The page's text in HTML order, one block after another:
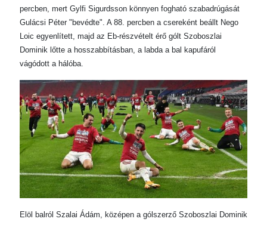
percben, mert Gylfi Sigurdsson könnyen fogható szabadrúgását
Gulácsi Péter "bevédte". A 88. percben a csereként beállt Nego
Loic egyenlített, majd az Eb-részvételt érő gólt Szoboszlai
Dominik lőtte a hosszabbításban, a labda a bal kapufáról
vágódott a hálóba.
Elöl balról Szalai Ádám, középen a gólszerző Szoboszlai Dominik